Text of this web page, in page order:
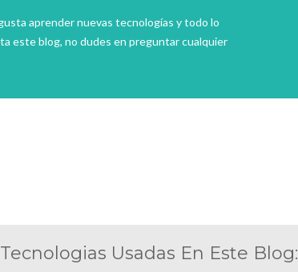
aprender nuevas tecnologías y todo lo
este blog, no dudes en preguntar cualquier
Usadas En Este Blog: